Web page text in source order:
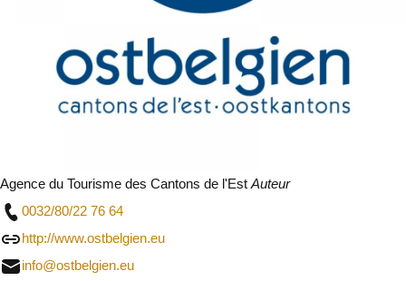
Agence du Tourisme des Cantons de l'Est Auteur
0032/80/22 76 64
http://www.ostbelgien.eu
info@ostbelgien.eu